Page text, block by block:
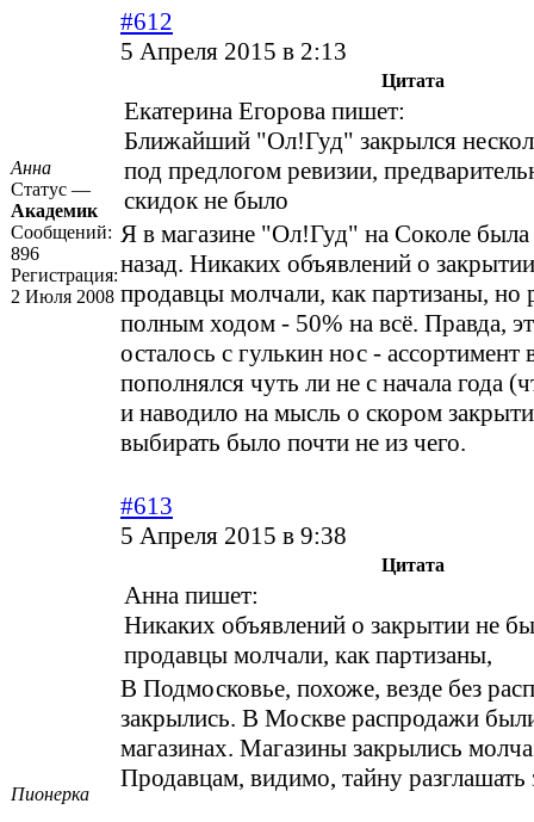
Анна
Статус —
Академик
Сообщений:
896
Регистрация:
2 Июля 2008
#612
5 Апреля 2015 в 2:13
Цитата
Екатерина Егорова пишет:
Ближайший "Ол!Гуд" закрылся
под предлогом ревизии,
скидок не было
Я в магазине "Ол!Гуд" на Соколе
назад. Никаких объявлений о
продавцы молчали, как партизаны, но
полным ходом - 50% на всё. Правда,
осталось с гулькин нос - ассортимент
пополнялся чуть ли не с начала года
и наводило на мысль о скором
выбирать было почти не из чего.
Пионерка
#613
5 Апреля 2015 в 9:38
Цитата
Анна пишет:
Никаких объявлений о закрытии не
продавцы молчали, как партизаны,
В Подмосковье, похоже, везде без
закрылись. В Москве распродажи
магазинах. Магазины закрылись
Продавцам, видимо, тайну разглашать